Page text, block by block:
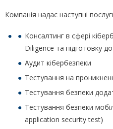
Компанія надає наступні
Консалтинг в сфері
Diligence та підготовку
Аудит кібербезпеки
Тестування на
Тестування безпеки
Тестування безпеки
application security test)